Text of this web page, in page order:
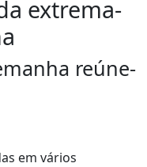
extrema-
reúne-
em vários